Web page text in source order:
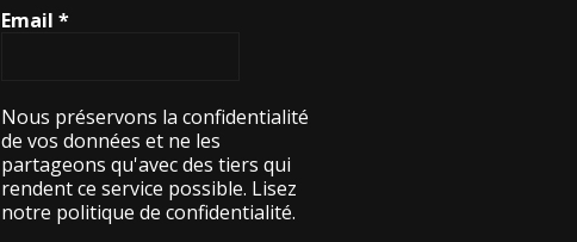
Email*
Nous préservons la confidentialité
de vos données et ne les
partageons qu'avec des tiers qui
rendent ce service possible. Lisez
notre politique de confidentialité.